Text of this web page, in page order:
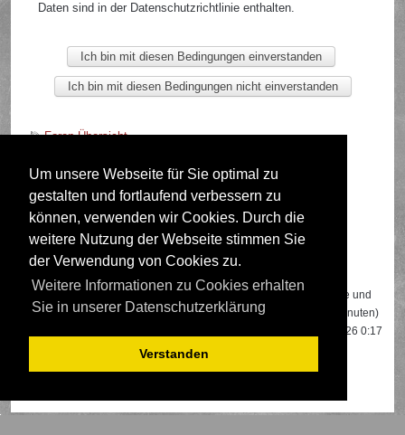
Um unsere Webseite für Sie optimal zu
gestalten und fortlaufend verbessern zu
können, verwenden wir Cookies. Durch die
weitere Nutzung der Webseite stimmen Sie
der Verwendung von Cookies zu.
Weitere Informationen zu Cookies erhalten
Sie in unserer Datenschutzerklärung
Verstanden
Daten sind in der Datenschutzrichtlinie enthalten.
Foren-Übersicht
Deutsche Übersetzung durchphpBB.de
Wer ist online?
Insgesamt sind488Besucher online: 1 registrierter, 0 unsichtbare und
487 Gäste (basierend auf den aktiven Besuchern der letzten 5 Minuten)
Besuchern, die am 13.04.2026 0:17
gleichzeitig online waren.